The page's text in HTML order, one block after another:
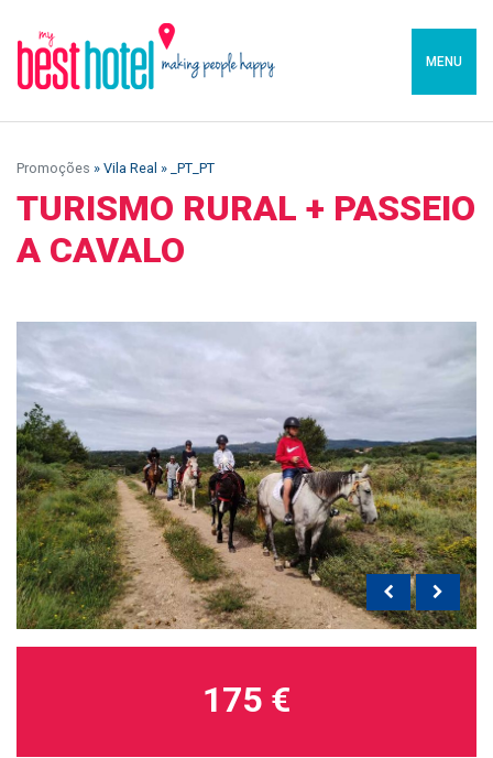
MENU
Promoções » Vila Real » _PT_PT
TURISMO RURAL + PASSEIO
A CAVALO
175 €